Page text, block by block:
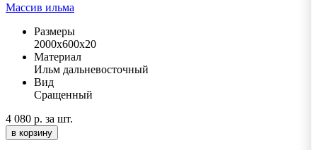
Массив ильма
Размеры
2000х600х20
Материал
Ильм дальневосточный
Вид
Сращенный
4 080 р. за шт.
в корзину